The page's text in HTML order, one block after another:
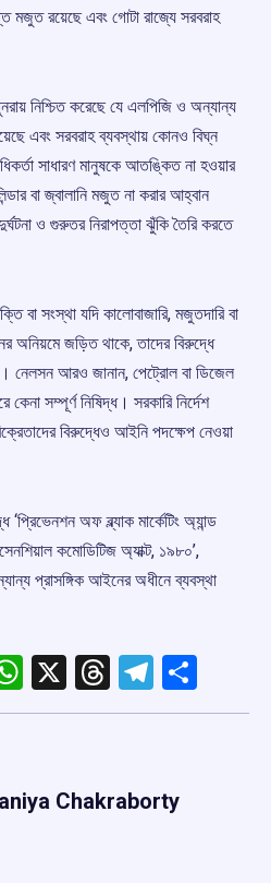
মজুত রয়েছে এবং গোটা রাজ্যে সরবরাহ
নিশ্চিত করেছে যে এলপিজি ও অন্যান্য
এবং সরবরাহ ব্যবস্থায় কোনও বিঘ্ন
সাধারণ মানুষকে আতঙ্কিত না হওয়ার
বা জ্বালানি মজুত না করার আহ্বান
ও গুরুতর নিরাপত্তা ঝুঁকি তৈরি করতে
বা সংস্থা যদি কালোবাজারি, মজুতদারি বা
অনিয়মে জড়িত থাকে, তাদের বিরুদ্ধে
নেলসন আরও জানান, পেট্রোল বা ডিজেল
সম্পূর্ণ নিষিদ্ধ। সরকারি নির্দেশ
বিরুদ্ধেও আইনি পদক্ষেপ নেওয়া
‘প্রিভেনশন অফ ব্ল্যাক মার্কেটিং অ্যান্ড
কমোডিটিজ অ্যাক্ট, ১৯৮০’,
প্রাসঙ্গিক আইনের অধীনে ব্যবস্থা
WhatsApp
X Threads
Chakraborty